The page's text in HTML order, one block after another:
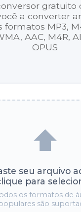
gratuito
a converter
formatos MP3,
AAC, M4R,
OPUS
⬆️
seu arquivo
para
os formatos de
são